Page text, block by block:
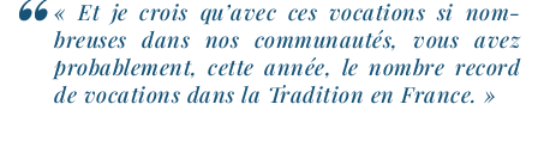
« Et je crois qu’a­vec ces voca­tions si nom­
breuses dans nos com­mu­nau­tés, vous avez
pro­ba­ble­ment, cette année, le nombre record
de voca­tions dans la Tradition en France. »